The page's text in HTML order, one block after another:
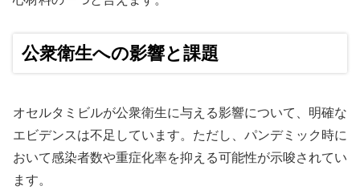
公衆衛生への影響と課題
オセルタミビルが公衆衛生に与える影響について、明確な
エビデンスは不足しています。ただし、パンデミック時に
おいて感染者数や重症化率を抑える可能性が示唆されてい
ます。